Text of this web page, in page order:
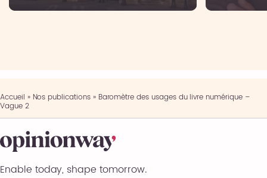
Accueil » Nos publications» Baromètre des usages du livre numérique –
Vague 2
Enable today, shape tomorrow.